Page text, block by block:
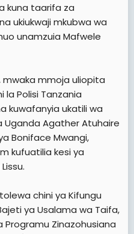
kuna taarifa za
ukiukwaji mkubwa wa
unamzuia Mafwele
mwaka mmoja uliopita
Polisi Tanzania
kuwafanyia ukatili wa
Agather Atuhaire
Boniface Mwangi,
kufuatilia kesi ya
chini ya Kifungu
ya Usalama wa Taifa,
Programu Zinazohusiana